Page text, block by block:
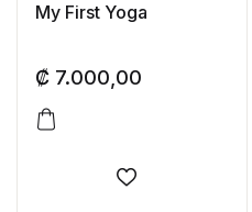
My First Yoga
₡ 7.000,00
Añadir a la